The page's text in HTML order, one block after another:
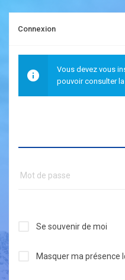
Connexion
Vous devez vous
pouvoir consulter
Se souvenir de moi
Masquer ma présence